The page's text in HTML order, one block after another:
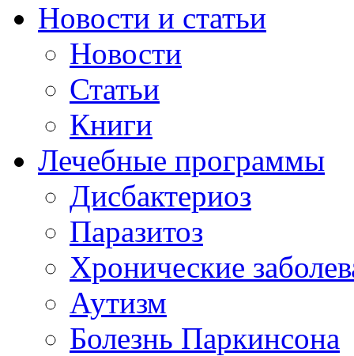
Новости и статьи
Новости
Статьи
Книги
Лечебные программы
Дисбактериоз
Паразитоз
Хронические
Аутизм
Болезнь Паркинсона